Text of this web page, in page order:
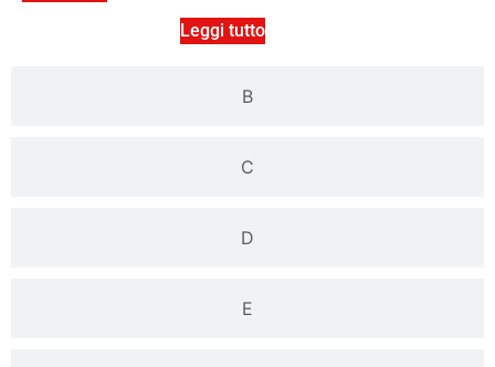
B
C
D
E
Leggi tutto